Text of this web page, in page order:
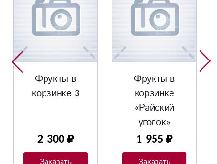
Фрукты в
корзинке
1 955
Заказать
Фрукты в
корзинке
«Баунти»
2 530
Заказать